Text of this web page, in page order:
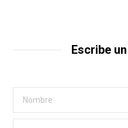
Escribe